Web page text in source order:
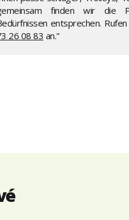
finden wir die
entsprechen.
26 08 83 an."